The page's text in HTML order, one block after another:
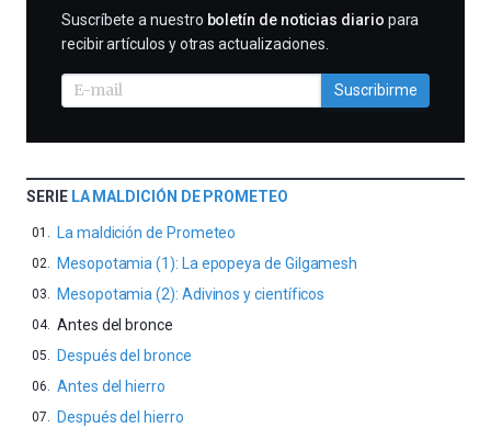
SUSCRIBIRME
Suscríbete a nuestro boletín de noticias diario para
recibir artículos y otras actualizaciones.
Suscribirme
SERIE LA MALDICIÓN DE PROMETEO
La maldición de Prometeo
Mesopotamia (1): La epopeya de Gilgamesh
Mesopotamia (2): Adivinos y científicos
Antes del bronce
Después del bronce
Antes del hierro
Después del hierro